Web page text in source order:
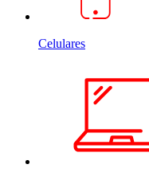
Celulares